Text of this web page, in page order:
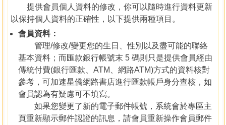
提供會員個人資料的修改，你可以隨時進行資料更新
以保持個人資料的正確性，以下提供兩種項目。
會員資料：
管理/修改/變更您的生日、性別以及盡可能的聯絡
基本資料；而匯款銀行帳號末 5 碼則只是提供會員經由
傳統付費(銀行匯款、ATM、網路ATM)方式的資料核對
參考，可加速星僑網路書店進行匯款帳戶身分查核，如
會員認為有疑慮可不填寫。
如果您變更了新的電子郵件帳號，系統會於專區主
頁重新顯示郵件認證的訊息，請會員重新操作會員郵件